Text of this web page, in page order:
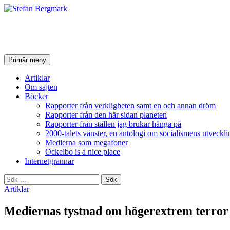
SökPrimär meny Hoppa
till
innehåll
Artiklar
Om sajten
Böcker
Rapporter från verkligheten samt en och annan dröm
Rapporter från den här sidan planeten
Rapporter från ställen jag brukar hänga på
2000-talets vänster, en antologi om socialismens
Medierna som megafoner
Ockelbo is a nice place
Internetgrannar
Sök
efter:
Artiklar
Mediernas tystnad om högerextrem terror